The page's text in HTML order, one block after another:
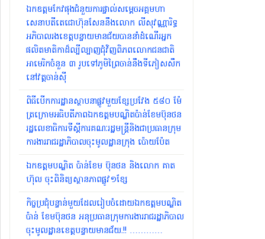
ឯកឧត្តមកែវផុងជំនួយការផ្ទាល់សម្ដេចអគ្គមហា
សេនាបតីតេជោហ៊ុនសែននឹងលោក លីសុវណ្ណារិទ្ធ
អភិបាលរងខេត្តបន្ទាយមានជ័យបាននាំដំណើរអ្នក
ផលិតមាតិកាដ៏ល្បីល្បាញជុំវិញពិភពលោកជនជាតិ
អាមេរិកចំនួន ៣ រូបទៅភូមិព្រៃចាន់នឹងទីភៀសសឹក
នៅវត្តចាន់សុី
ពិធីបើកការដ្ឋានស្ថាបនាផ្លូវមួយខ្សែប្រវែង ៥៨០ ម៉ែ
ត្រក្រោមអធិបតីភាពឯកឧត្តមបណ្ឌិតប៉ាន់ខែមប៊ុនថន
រដ្ឋលេខាធិការទីស្ដីការគណៈរដ្ឋមន្ត្រីនិងជាប្រធានក្រុម
ការងាររាជរដ្ឋាភិបាលចុះមូលដ្ឋានក្រុង ប៉ោយប៉ែត
ឯកឧត្តមបណ្ឌិត ប៉ាន់ខែម ប៊ុនថន និងលោក គាត
ហ៊ុល ចុះពិនិត្យស្ថានភាពផ្លូវ១ខ្សែ
កិច្ចប្រជុំបន្ទាន់មួយដែលរៀបចំដោយឯកឧត្តមបណ្ឌិត
ប៉ាន់ ខែមប៊ុនថន អនុប្រធានក្រុមការងាររាជរដ្ឋាភិបាល
ចុះមូលដ្ឋានខេត្តបន្ទាយមានជ័យ.!! …………